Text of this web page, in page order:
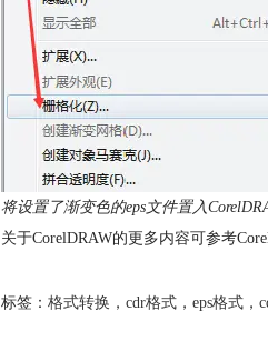
将设置了渐变色的eps文件置入
关于CorelDRAW的更多内容可参考
标签： 格式转换 ， cdr格式 ， eps格式 ，